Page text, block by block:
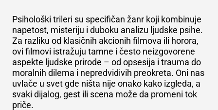
Psihološki trileri su specifičan žanr koji kombinuje
napetost, misteriju i duboku analizu ljudske psihe.
Za razliku od klasičnih akcionih filmova ili horora,
ovi filmovi istražuju tamne i često neizgovorene
aspekte ljudske prirode – od opsesija i trauma do
moralnih dilema i nepredvidivih preokreta. Oni nas
uvlače u svet gde ništa nije onako kako izgleda, a
svaki dijalog, gest ili scena može da promeni tok
priče.